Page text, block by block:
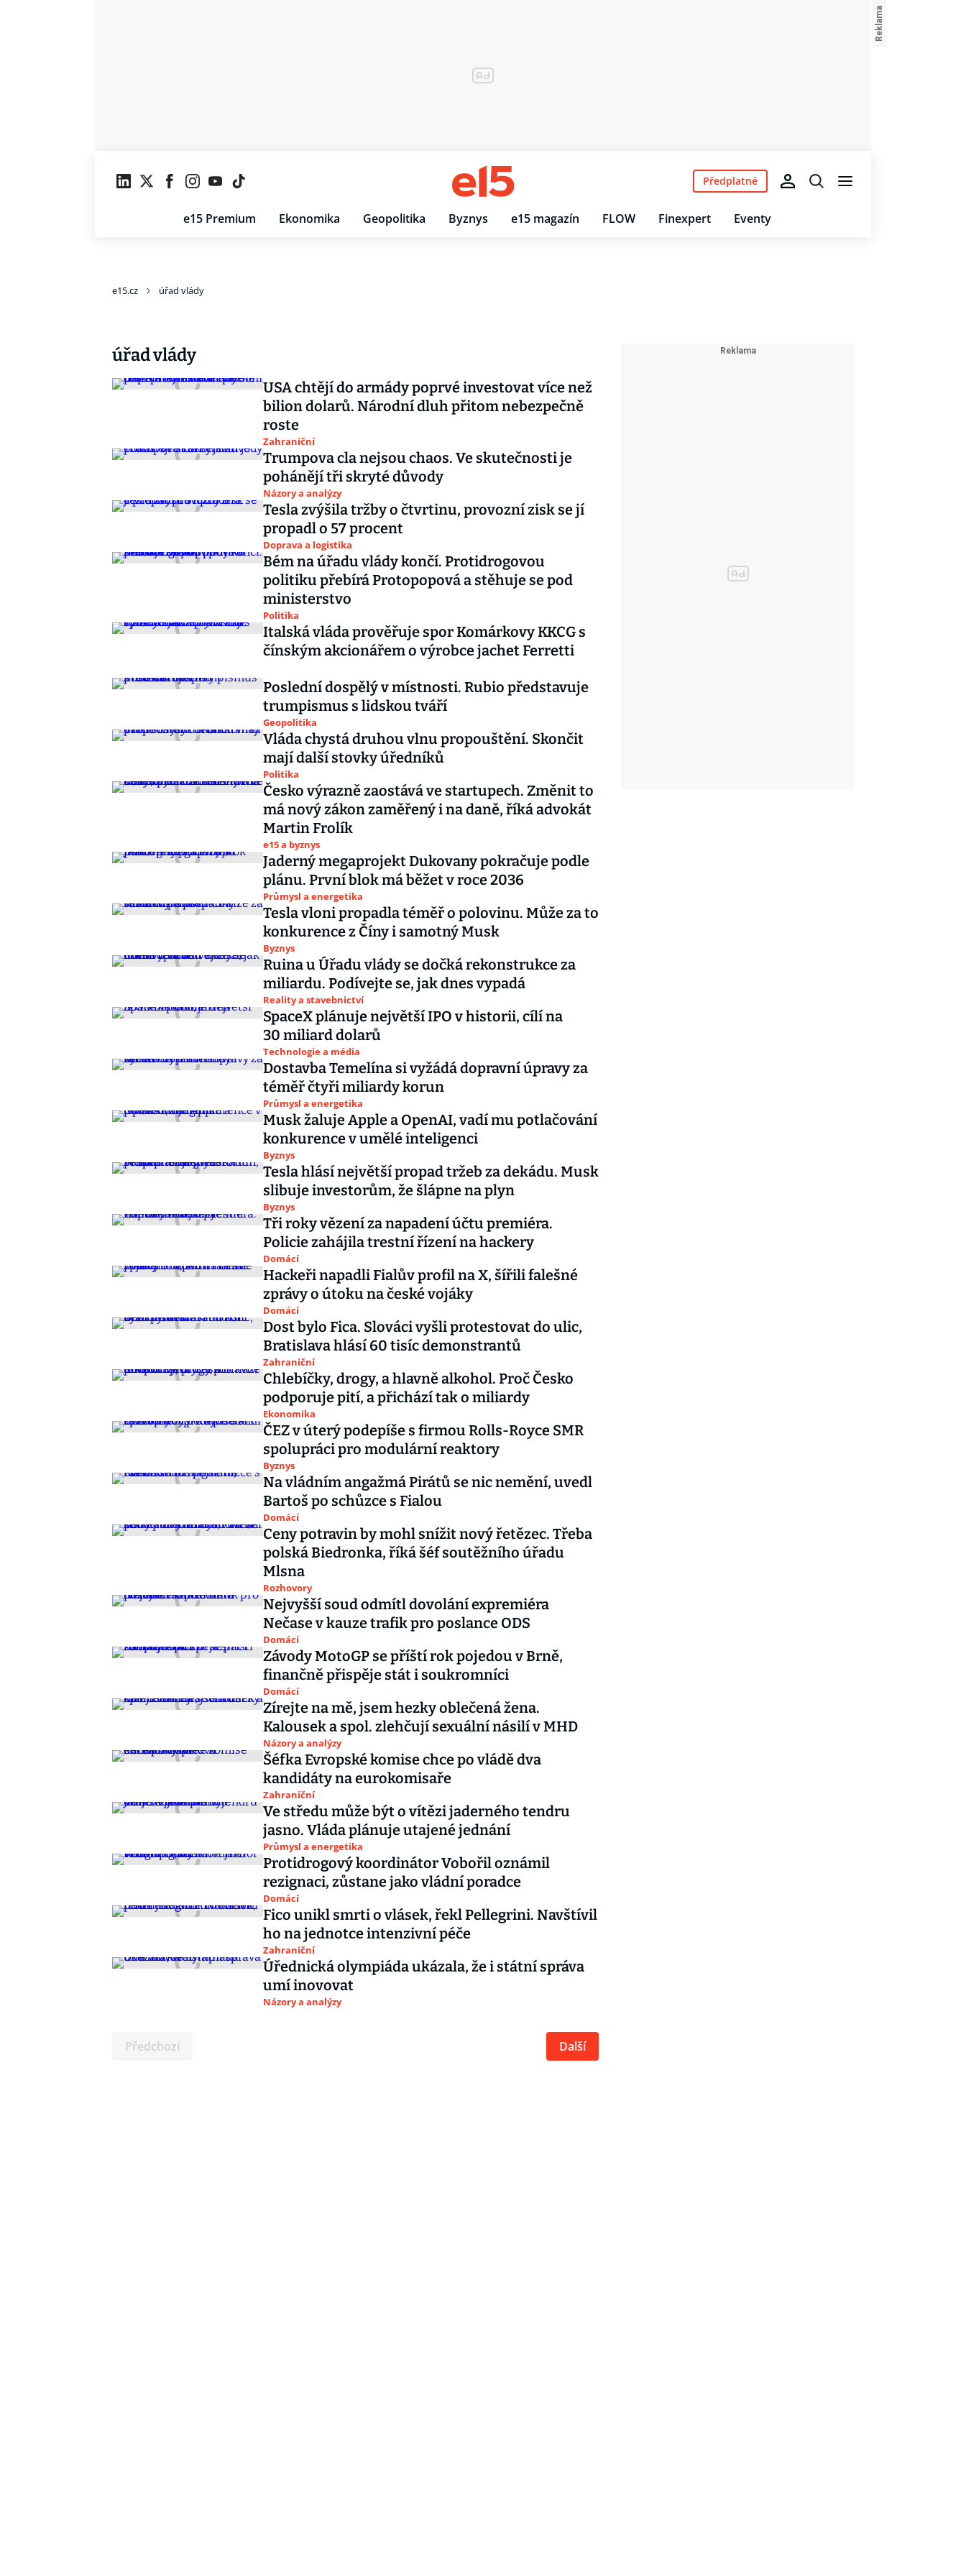
e15 Premium Ekonomika Geopolitika Byznys e15 magazín FLOW Finexpert Eventy
Předplatné
e15.cz úřad vlády
úřad vlády
USA chtějí do armády poprvé investovat více než
bilion dolarů. Národní dluh přitom nebezpečně
roste
Zahraniční
Trumpova cla nejsou chaos. Ve skutečnosti je
pohánějí tři skryté důvody
Názory a analýzy
Tesla zvýšila tržby o čtvrtinu, provozní zisk se jí
propadl o 57 procent
Doprava a logistika
Bém na úřadu vlády končí. Protidrogovou
politiku přebírá Protopopová a stěhuje se pod
ministerstvo
Politika
Italská vláda prověřuje spor Komárkovy KKCG s
čínským akcionářem o výrobce jachet Ferretti
Poslední dospělý v místnosti. Rubio představuje
trumpismus s lidskou tváří
Geopolitika
Vláda chystá druhou vlnu propouštění. Skončit
mají další stovky úředníků
Politika
Česko výrazně zaostává ve startupech. Změnit to
má nový zákon zaměřený i na daně, říká advokát
Martin Frolík
e15 a byznys
Jaderný megaprojekt Dukovany pokračuje podle
plánu. První blok má běžet v roce 2036
Průmysl a energetika
Tesla vloni propadla téměř o polovinu. Může za to
konkurence z Číny i samotný Musk
Byznys
Ruina u Úřadu vlády se dočká rekonstrukce za
miliardu. Podívejte se, jak dnes vypadá
Reality a stavebnictví
SpaceX plánuje největší IPO v historii, cílí na
30 miliard dolarů
Technologie a média
Dostavba Temelína si vyžádá dopravní úpravy za
téměř čtyři miliardy korun
Průmysl a energetika
Musk žaluje Apple a OpenAI, vadí mu potlačování
konkurence v umělé inteligenci
Byznys
Tesla hlásí největší propad tržeb za dekádu. Musk
slibuje investorům, že šlápne na plyn
Byznys
Tři roky vězení za napadení účtu premiéra.
Policie zahájila trestní řízení na hackery
Domácí
Hackeři napadli Fialův profil na X, šířili falešné
zprávy o útoku na české vojáky
Domácí
Dost bylo Fica. Slováci vyšli protestovat do ulic,
Bratislava hlásí 60 tisíc demonstrantů
Zahraniční
Chlebíčky, drogy, a hlavně alkohol. Proč Česko
podporuje pití, a přichází tak o miliardy
Ekonomika
ČEZ v úterý podepíše s firmou Rolls-Royce SMR
spolupráci pro modulární reaktory
Byznys
Na vládním angažmá Pirátů se nic nemění, uvedl
Bartoš po schůzce s Fialou
Domácí
Ceny potravin by mohl snížit nový řetězec. Třeba
polská Biedronka, říká šéf soutěžního úřadu
Mlsna
Rozhovory
Nejvyšší soud odmítl dovolání expremiéra
Nečase v kauze trafik pro poslance ODS
Domácí
Závody MotoGP se příští rok pojedou v Brně,
finančně přispěje stát i soukromníci
Domácí
Zírejte na mě, jsem hezky oblečená žena.
Kalousek a spol. zlehčují sexuální násilí v MHD
Názory a analýzy
Šéfka Evropské komise chce po vládě dva
kandidáty na eurokomisaře
Zahraniční
Ve středu může být o vítězi jaderného tendru
jasno. Vláda plánuje utajené jednání
Průmysl a energetika
Protidrogový koordinátor Vobořil oznámil
rezignaci, zůstane jako vládní poradce
Domácí
Fico unikl smrti o vlásek, řekl Pellegrini. Navštívil
ho na jednotce intenzivní péče
Zahraniční
Úřednická olympiáda ukázala, že i státní správa
umí inovovat
Názory a analýzy
Předchozí Další